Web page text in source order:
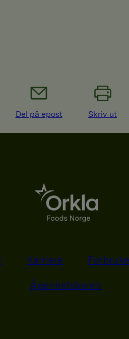
Del på epost Skriv ut
Karriere
Åpenhetsloven